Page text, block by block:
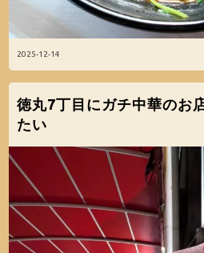
2025-12-14
徳丸7丁目にガチ中華のお
たい